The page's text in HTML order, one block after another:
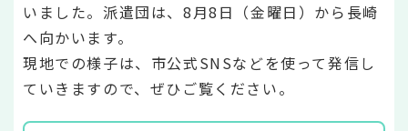
いました。派遣団は、8月8日（金曜日）から長崎
へ向かいます。
現地での様子は、市公式SNSなどを使って発信し
ていきますので、ぜひご覧ください。